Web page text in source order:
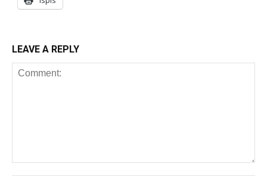
LEAVE A REPLY